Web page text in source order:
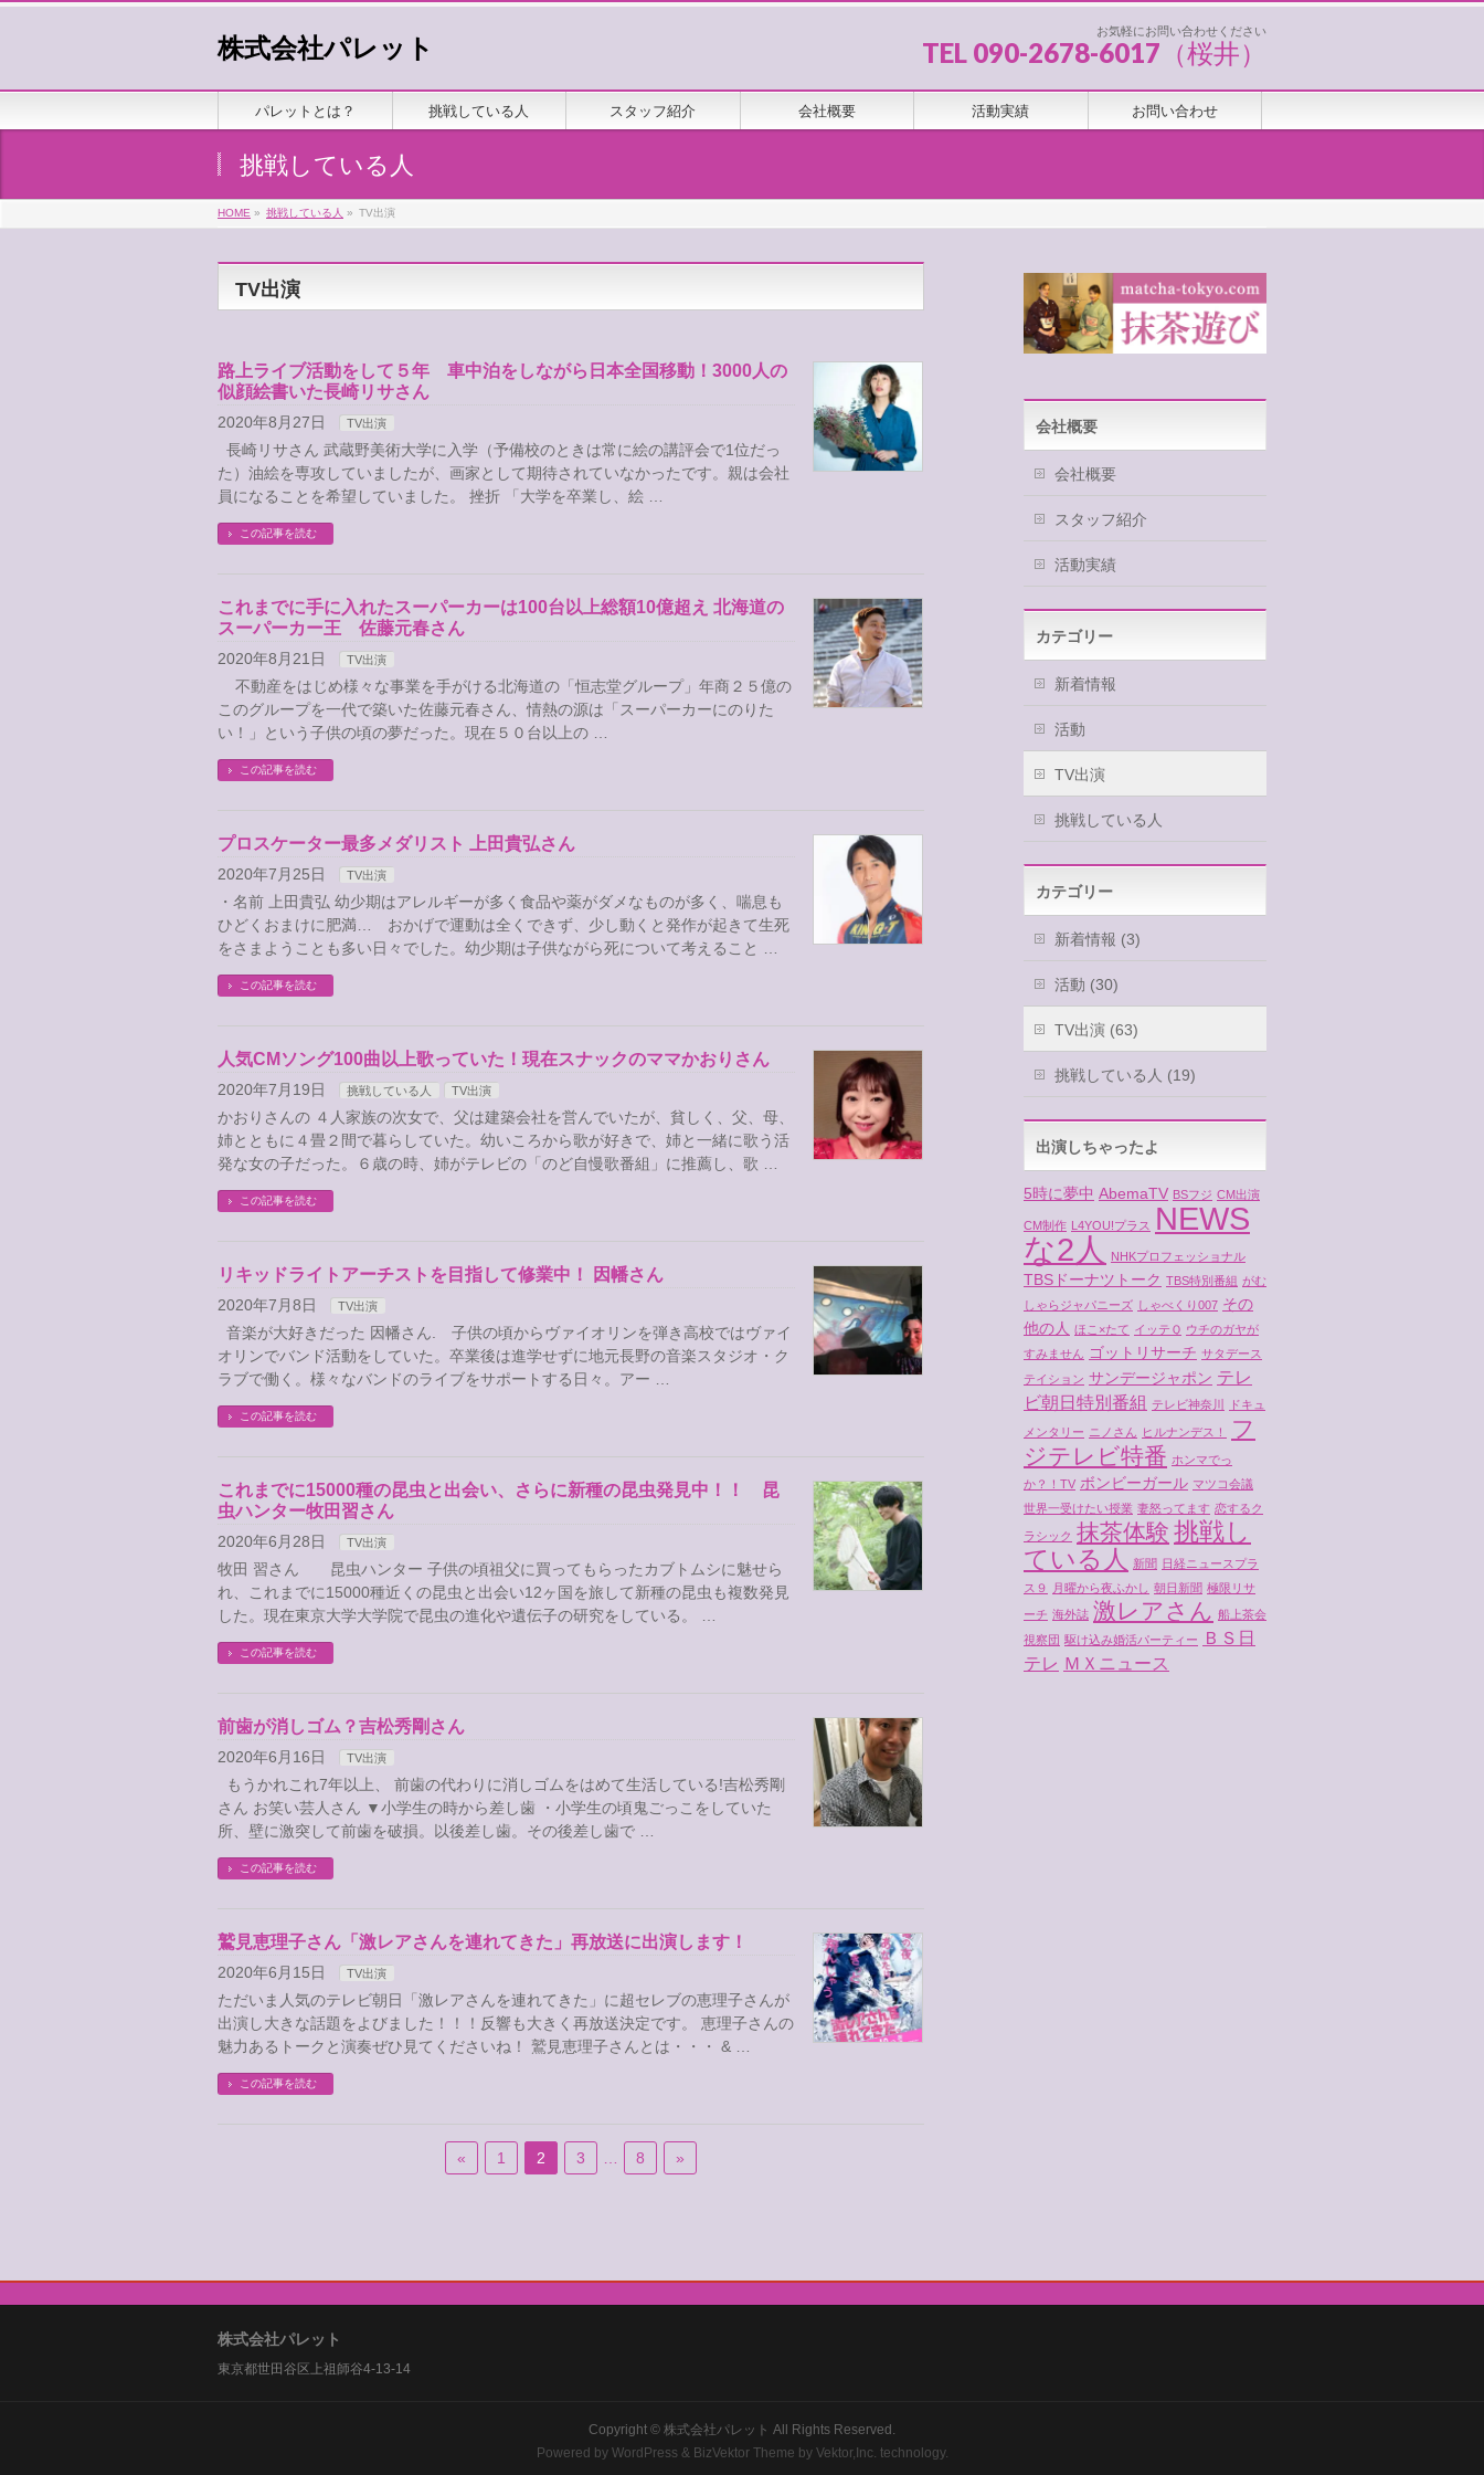
株式会社パレット
お気軽にお問い合わせください
TEL 090-2678-6017（桜井）
パレットとは？ 挑戦している人 スタッフ紹介 会社概要 活動実績 お問い合わせ
挑戦している人
HOME » 挑戦している人 » TV出演
TV出演
路上ライブ活動をして５年 車中泊をしながら日本全国移動！3000人の
似顔絵書いた長崎リサさん
2020年8月27日 TV出演
長崎リサさん 武蔵野美術大学に入学（予備校のときは常に絵の講評会で1位だっ
た）油絵を専攻していましたが、画家として期待されていなかったです。親は会社
員になることを希望していました。 挫折 「大学を卒業し、絵 …
この記事を読む
これまでに手に入れたスーパーカーは100台以上総額10億超え 北海道の
スーパーカー王 佐藤元春さん
2020年8月21日 TV出演
不動産をはじめ様々な事業を手がける北海道の「恒志堂グループ」年商２５億の
このグループを一代で築いた佐藤元春さん、情熱の源は「スーパーカーにのりた
い！」という子供の頃の夢だった。現在５０台以上の …
この記事を読む
プロスケーター最多メダリスト 上田貴弘さん
2020年7月25日 TV出演
・名前 上田貴弘 幼少期はアレルギーが多く食品や薬がダメなものが多く、喘息も
ひどくおまけに肥満… おかげで運動は全くできず、少し動くと発作が起きて生死
をさまようことも多い日々でした。幼少期は子供ながら死について考えること …
この記事を読む
人気CMソング100曲以上歌っていた！現在スナックのママかおりさん
2020年7月19日 挑戦している人 TV出演
かおりさんの ４人家族の次女で、父は建築会社を営んでいたが、貧しく、父、母、
姉とともに４畳２間で暮らしていた。幼いころから歌が好きで、姉と一緒に歌う活
発な女の子だった。６歳の時、姉がテレビの「のど自慢歌番組」に推薦し、歌 …
この記事を読む
リキッドライトアーチストを目指して修業中！ 因幡さん
2020年7月8日 TV出演
音楽が大好きだった 因幡さん. 子供の頃からヴァイオリンを弾き高校ではヴァイ
オリンでバンド活動をしていた。卒業後は進学せずに地元長野の音楽スタジオ・ク
ラブで働く。様々なバンドのライブをサポートする日々。アー …
この記事を読む
これまでに15000種の昆虫と出会い、さらに新種の昆虫発見中！！ 昆
虫ハンター牧田習さん
2020年6月28日 TV出演
牧田 習さん 昆虫ハンター 子供の頃祖父に買ってもらったカブトムシに魅せら
れ、これまでに15000種近くの昆虫と出会い12ヶ国を旅して新種の昆虫も複数発見
した。現在東京大学大学院で昆虫の進化や遺伝子の研究をしている。 …
この記事を読む
前歯が消しゴム？吉松秀剛さん
2020年6月16日 TV出演
もうかれこれ7年以上、 前歯の代わりに消しゴムをはめて生活している!吉松秀剛
さん お笑い芸人さん ▼小学生の時から差し歯 ・小学生の頃鬼ごっこをしていた
所、壁に激突して前歯を破損。以後差し歯。その後差し歯で …
この記事を読む
鷲見恵理子さん「激レアさんを連れてきた」再放送に出演します！
2020年6月15日 TV出演
ただいま人気のテレビ朝日「激レアさんを連れてきた」に超セレブの恵理子さんが
出演し大きな話題をよびました！！！反響も大きく再放送決定です。 恵理子さんの
魅力あるトークと演奏ぜひ見てくださいね！ 鷲見恵理子さんとは・・・ & …
この記事を読む
« 1 2 3 8 »
会社概要
会社概要
スタッフ紹介
活動実績
カテゴリー
新着情報
活動
TV出演
挑戦している人
カテゴリー
新着情報 (3)
活動 (30)
TV出演 (63)
挑戦している人 (19)
出演しちゃったよ
5時に夢中 AbemaTV BSフジ CM出演
CM制作 L4YOU!プラス
NEWS
な2人
NHKプロフェッショナル
TBSドーナツトーク TBS特別番組 がむ
しゃらジャパニーズ しゃべくり007 その
他の人 ほこ×たて イッテＱ ウチのガヤが
すみません ゴットリサーチ サタデース
テイション サンデージャポン テレ
ビ朝日特別番組 テレビ神奈川 ドキュ
メンタリー ニノさん ヒルナンデス！
フ
ジテレビ特番 ホンマでっ
か？！TV ボンビーガール マツコ会議
世界一受けたい授業 妻怒ってます 恋するク
ラシック 抹茶体験 挑戦し
ている人
新聞 日経ニュースプラ
ス９
月曜から夜ふかし 朝日新聞 極限リサ
ーチ 海外誌 激レアさん 船上茶会
視察団 駆け込み婚活パーティー
ＢＳ日
テレ ＭＸニュース
株式会社パレット
東京都世田谷区上祖師谷4-13-14
Copyright © 株式会社パレット All Rights Reserved.
Powered by WordPress & BizVektor Theme by Vektor,Inc. technology.